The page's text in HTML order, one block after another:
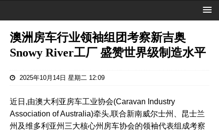
澳洲房车行业领袖组团考察新吉奥
Snowy River工厂 盛赞世界级制造水平
2025年10月14日 星期二 12:09
近日,由澳大利亚房车工业协会(Caravan Industry
Association of Australia)牵头,联合新南威尔士州、昆士兰
州及维多利亚州三大核心州房车协会的领袖代表组成考察